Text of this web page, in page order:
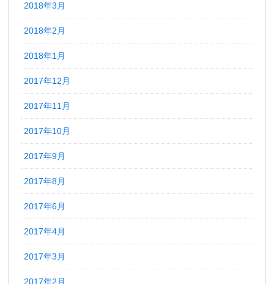
2018年3月
2018年2月
2018年1月
2017年12月
2017年11月
2017年10月
2017年9月
2017年8月
2017年6月
2017年4月
2017年3月
2017年2月